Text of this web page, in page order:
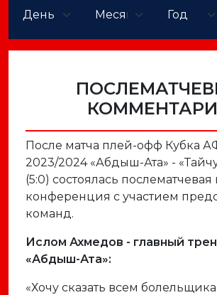
После матча плей-офф Кубка
2023/2024 «Абдыш-Ата» -
(5:0) состоялась послематчевая
конференция с участием
команд.
Ислом Ахмедов - главный
«Абдыш-Ата»:
«Хочу сказать всем